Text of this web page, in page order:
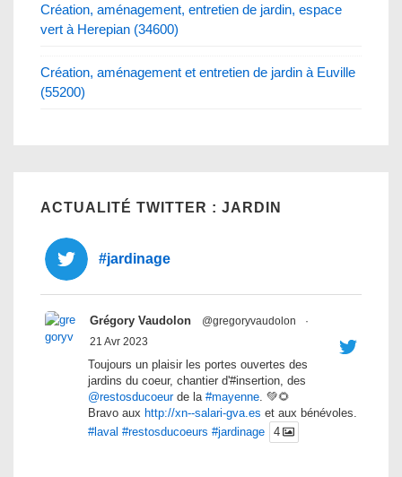
Création, aménagement, entretien de jardin, espace
vert à Herepian (34600)
Création, aménagement et entretien de jardin à Euville
(55200)
ACTUALITÉ TWITTER : JARDIN
#jardinage
Grégory Vaudolon @gregoryvaudolon
·
21 Avr 2023
Toujours un plaisir les portes ouvertes des
jardins du coeur, chantier d'#insertion, des
@restosducoeurde la #mayenne. 💚🌻
Bravo aux http://xn--salari-gva.es et aux bénévoles.
#laval #restosducoeurs #jardinage 4